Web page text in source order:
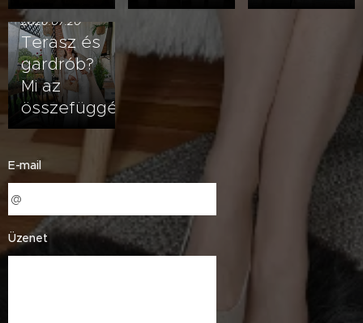
2026.07.20
Terasz és
gardrób?
Mi az
összefüggés?
E-mail
Üzenet